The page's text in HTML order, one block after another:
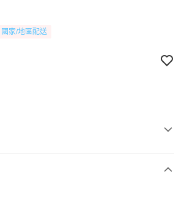
國家/地區配送